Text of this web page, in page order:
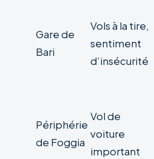
Gare de
Bari
Vols à la tire,
sentiment
d’insécurité
Périphérie
de Foggia
Vol de
voiture
important